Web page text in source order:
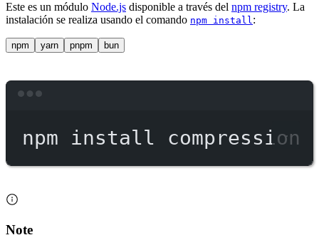
Este es un módulo Node.js disponible a través del npm registry. La
instalación se realiza usando el comando npm install:
npm yarn pnpm bun
npm install compression
Note